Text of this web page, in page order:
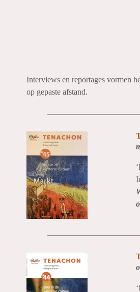
Miek Smilde
Interviews en reportages vormen
op gepaste afstand.